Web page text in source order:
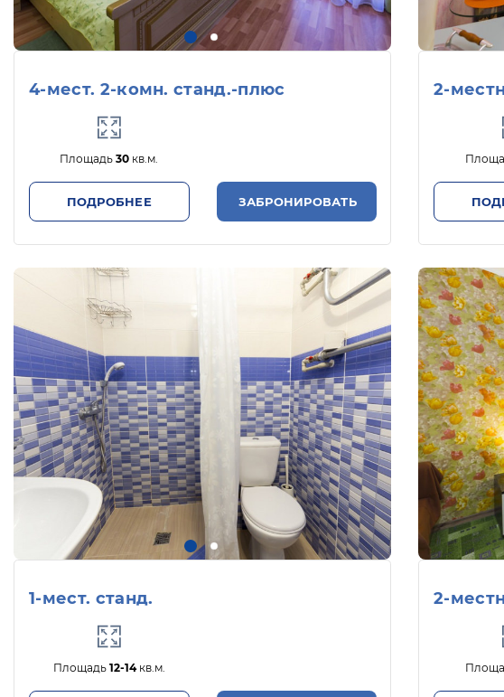
4-мест. 2-комн. станд.-плюс
Площадь30 кв.м.
ПОДРОБНЕЕ ЗАБРОНИРОВАТЬ
2-
1-мест. станд.
Площадь 12-14кв.м.
2-